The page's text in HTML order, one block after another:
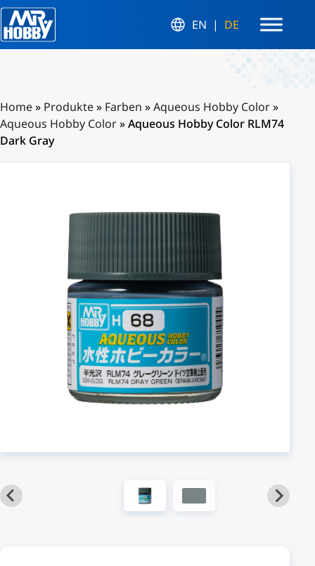
EN DE
Home» Produkte» Farben »Aqueous Hobby Color»
Aqueous Hobby Color»Aqueous Hobby Color RLM74
Dark Gray